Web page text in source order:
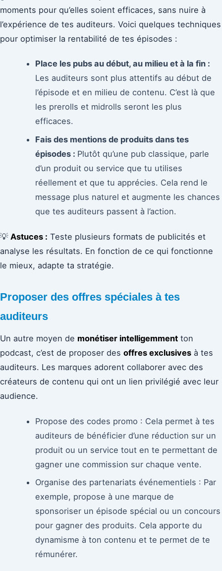
moments pour qu’elles soient efficaces, sans nuire à
l’expérience de tes auditeurs. Voici quelques techniques
pour optimiser la rentabilité de tes épisodes :
Place les pubs au début, au milieu et à la fin :
Les auditeurs sont plus attentifs au début de
l’épisode et en milieu de contenu. C’est là que
les prerolls et midrolls seront les plus
efficaces.
Fais des mentions de produits dans tes
épisodes : Plutôt qu’une pub classique, parle
d’un produit ou service que tu utilises
réellement et que tu apprécies. Cela rend le
message plus naturel et augmente les chances
que tes auditeurs passent à l’action.
💡 Astuces : Teste plusieurs formats de publicités et
analyse les résultats. En fonction de ce qui fonctionne
le mieux, adapte ta stratégie.
Proposer des offres spéciales à tes
auditeurs
Un autre moyen de monétiser intelligemment ton
podcast, c’est de proposer des offres exclusives à tes
auditeurs. Les marques adorent collaborer avec des
créateurs de contenu qui ont un lien privilégié avec leur
audience.
Propose des codes promo : Cela permet à tes
auditeurs de bénéficier d’une réduction sur un
produit ou un service tout en te permettant de
gagner une commission sur chaque vente.
Organise des partenariats événementiels : Par
exemple, propose à une marque de
sponsoriser un épisode spécial ou un concours
pour gagner des produits. Cela apporte du
dynamisme à ton contenu et te permet de te
rémunérer.